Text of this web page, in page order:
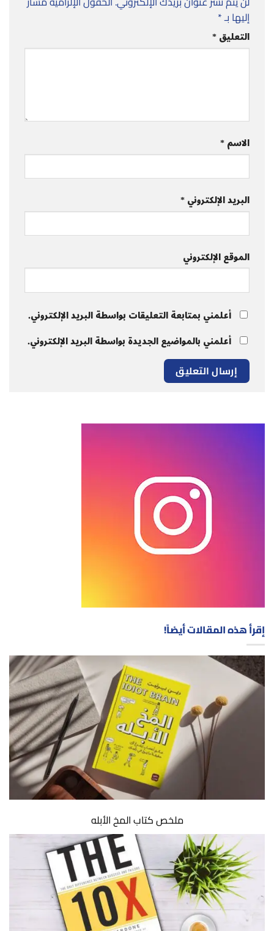
إليها بـ*
التعليق*
الاسم*
البريد الإلكتروني*
الموقع الإلكتروني
أعلمني بمتابعة التعليقات بواسطة البريد الإلكتروني.
أعلمني بالمواضيع الجديدة بواسطة البريد الإلكتروني.
إقرأ هذه المقالات أيضاً!
ملخص كتاب المخ الأبله